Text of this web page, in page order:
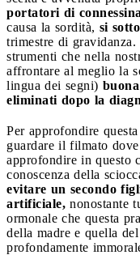
portatori di
causa la sordità, si
trimestre di
strumenti che nella
affrontare al meglio la
lingua dei segni)
eliminati dopo la
Per approfondire
guardare il filmato
approfondire in questo
conoscenza della
evitare un secondo
artificiale, nonostante
ormonale che questa
della madre e quella
profondamente